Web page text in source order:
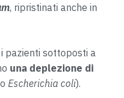
, ripristinati anche in
pazienti sottoposti a
una deplezione di
Escherichia coli).